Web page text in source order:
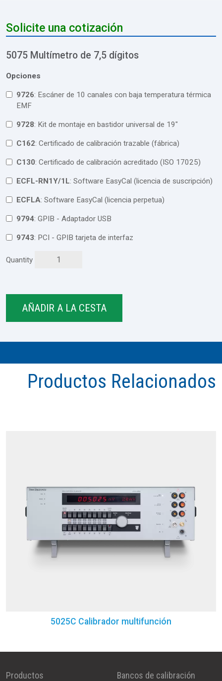
Solicite una cotización
5075 Multímetro de 7,5 dígitos
Opciones
9726: Escáner de 10 canales con baja temperatura térmica
EMF
9728 : Kit de montaje en bastidor universal de 19"
C162 : Certificado de calibración trazable (fábrica)
C130 : Certificado de calibración acreditado (ISO 17025)
ECFL-RN1Y/1L : Software EasyCal (licencia de suscripción)
ECFLA : Software EasyCal (licencia perpetua)
9794 : GPIB - Adaptador USB
9743 : PCI - GPIB tarjeta de interfaz
Quantity
Productos Relacionados
5025C Calibrador multifunción
Productos Bancos de calibración